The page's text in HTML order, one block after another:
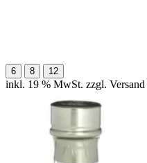
6 8 12
inkl. 19 % MwSt. zzgl. Versand